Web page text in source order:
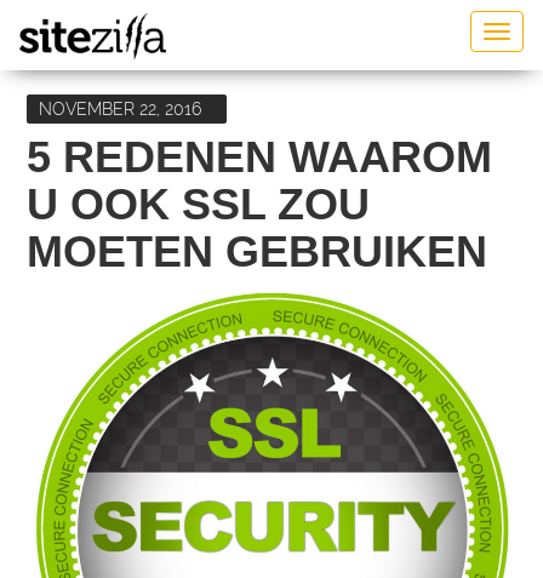
NOVEMBER 22, 2016
5 REDENEN WAAROM
U OOK SSL ZOU
MOETEN GEBRUIKEN